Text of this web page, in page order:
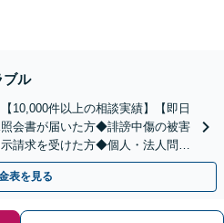
ブル
10,000件以上の相談実績】【即日
会書が届いた方◆誹謗中傷の被害
請求を受けた方◆個人・法人問わ
】
表を見る